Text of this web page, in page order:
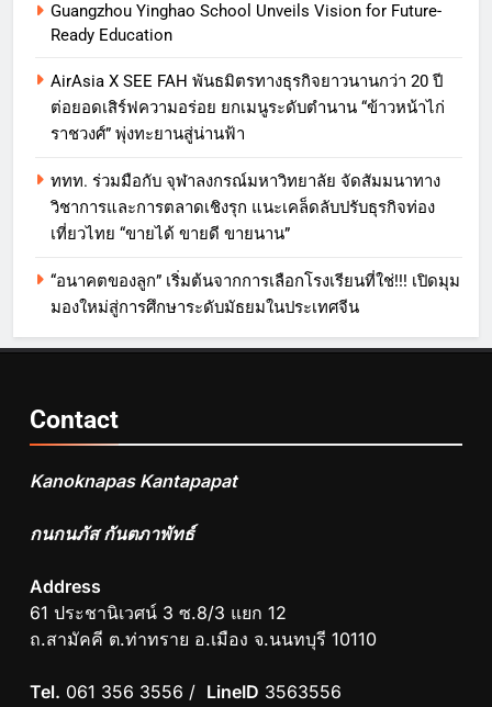
Guangzhou Yinghao School Unveils Vision for Future-
Ready Education
AirAsia X SEE FAH พันธมิตรทางธุรกิจยาวนานกว่า 20 ปี
ต่อยอดเสิร์ฟความอร่อย ยกเมนูระดับตำนาน “ข้าวหน้าไก่
ราชวงศ์” พุ่งทะยานสู่น่านฟ้า
ททท. ร่วมมือกับ จุฬาลงกรณ์มหาวิทยาลัย จัดสัมมนาทาง
วิชาการและการตลาดเชิงรุก แนะเคล็ดลับปรับธุรกิจท่อง
เที่ยวไทย “ขายได้ ขายดี ขายนาน”
“อนาคตของลูก” เริ่มต้นจากการเลือกโรงเรียนที่ใช่!!! เปิดมุม
มองใหม่สู่การศึกษาระดับมัธยมในประเทศจีน
Contact
Kanoknapas Kantapapat
กนกนภัส กันตภาพัทธ์
Address
61 ประชานิเวศน์ 3 ซ.8/3 แยก 12
ถ.สามัคคี ต.ท่าทราย อ.เมือง จ.นนทบุรี 10110
Tel. 061 356 3556 / LineID 3563556